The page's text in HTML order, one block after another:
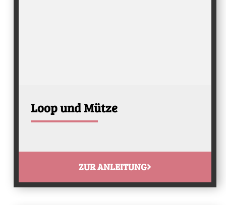
Loop und Mütze
ZUR ANLEITUNG